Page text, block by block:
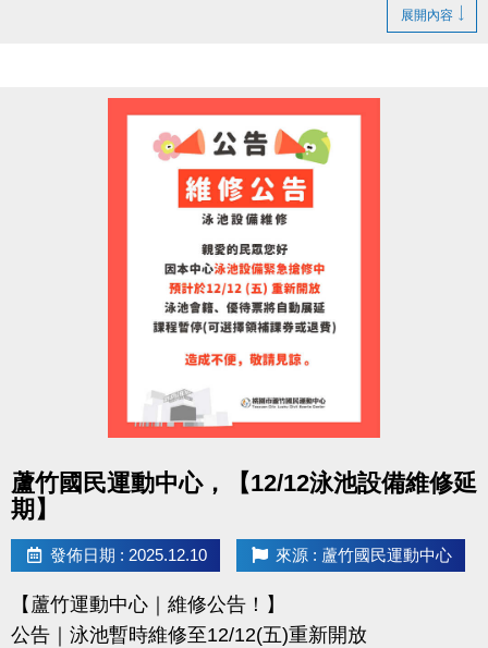
官網 :
IG : @luzhusports
展開內容
蘆竹國民運動中心，【12/12泳池設備維修延
期】
發佈日期 : 2025.12.10 來源 : 蘆竹國民運動中心
【蘆竹運動中心｜維修公告！】
公告｜泳池暫時維修至12/12(五)重新開放